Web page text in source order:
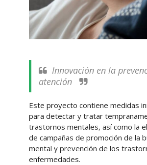
Innovación en la
atención
Este proyecto contiene medidas
para detectar y tratar
trastornos mentales, así como la
de campañas de promoción de la
mental y prevención de los
enfermedades.